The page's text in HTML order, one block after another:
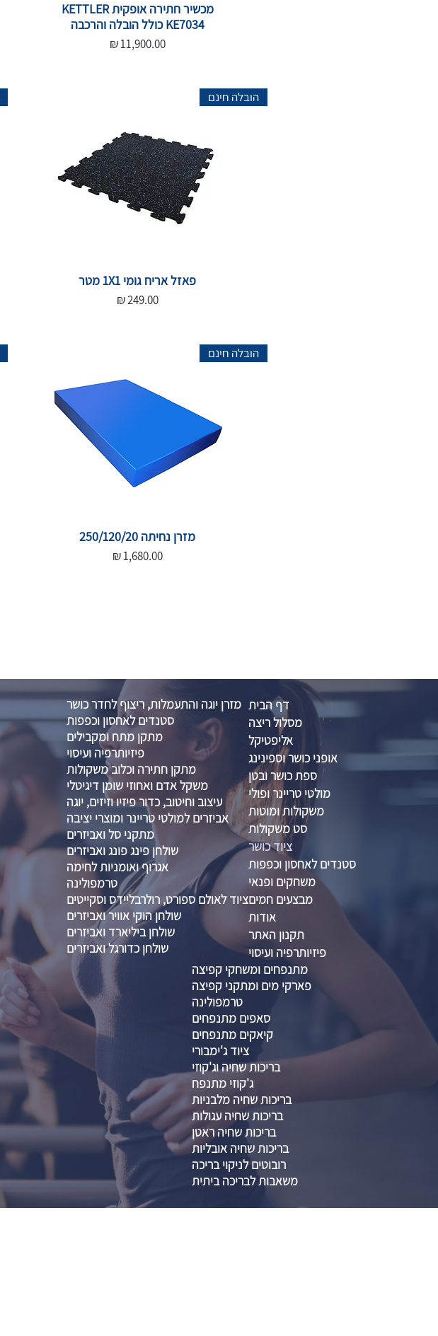
מכשיר חתירה אופקית KETTLER
KE7034 כולל הובלה והרכבה
מחיר‏11,900.00 ‏₪
הובלה חינם
פאזל אריח גומי 1X1 מטר
מחיר‏249.00 ‏₪
הובלה חינם
מזרן נחיתה 250/120/20
מחיר‏1,680.00 ‏₪
מזרן יוגה והתעמלות, ריצוף לחדר כושר
סטנדים לאחסון וכפפות
מתקן מתח ומקבילים
פיזיותרפיה ועיסוי
מתקן חתירה וכלוב משקולות
משקל אדם ואחוזי שומן דיגיטלי
עיצוב וחיטוב, כדור פיזיו וזיזים, יוגה
אביזרים למולטי טריינר ומוצרי יציבה
מתקני סל ואביזרים
שולחן פינג פונג ואביזרים
אגרוף ואומניות לחימה
טרמפולינה
ציוד לאולם ספורט, רולרבליידס וסקייטים
שולחן הוקי אוויר ואביזרים
שולחן ביליארד ואביזרים
שולחן כדורגל ואביזרים
דף הבית
מסלול ריצה
אליפטיקל
אופני כושר וספינינג
ספת כושר ובטן
מולטי טריינר ופולי
משקולות ומוטות
סט משקולות
ציוד כושר
סטנדים לאחסון וכפפות
משחקים ופנאי
מבצעים חמים
אודות
תקנון האתר
פיזיותרפיה ועיסוי
מתנפחים ומשחקי קפיצה
פארקי מים ומתקני קפיצה
טרמפולינה
סאפים מתנפחים
קיאקים מתנפחים
ציוד ג'ימבורי
בריכות שחיה וג'קוזי
ג'קוזי מתנפח
בריכות שחיה מלבניות
בריכות שחיה עגולות
בריכות שחיה ראטן
בריכות שחיה אובליות
רובוטים לניקוי בריכה
משאבות לבריכה ביתית